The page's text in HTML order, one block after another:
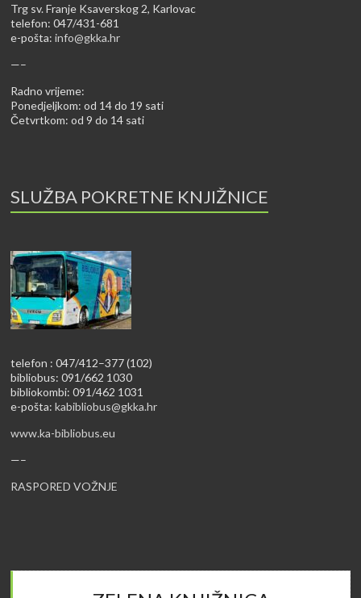
Trg sv. Franje Ksaverskog 2, Karlovac
telefon: 047/431-681
e-pošta:info@gkka.hr
—–
Radno vrijeme:
Ponedjeljkom: od 14 do 19 sati
Četvrtkom: od 9 do 14 sati
SLUŽBA POKRETNE KNJIŽNICE
telefon : 047/412–377 (102)
bibliobus: 091/662 1030
bibliokombi: 091/462 1031
e-pošta:kabibliobus@gkka.hr
www.ka-bibliobus.eu
—–
RASPORED VOŽNJE